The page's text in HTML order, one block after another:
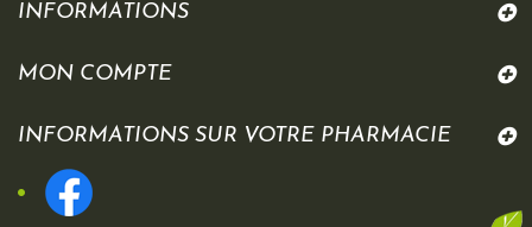
INFORMATIONS
MON COMPTE
INFORMATIONS SUR VOTRE PHARMACIE